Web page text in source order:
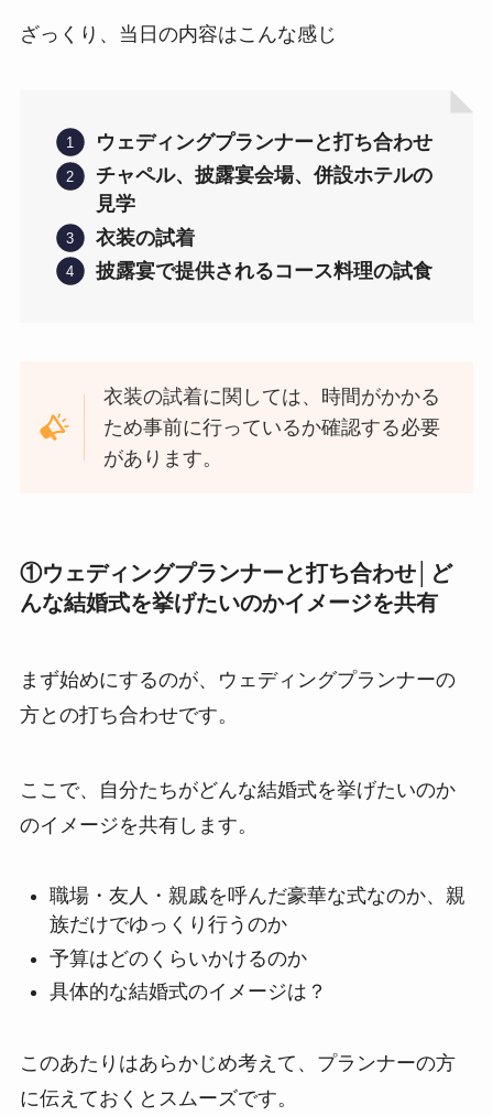
ざっくり、当日の内容はこんな感じ
ウェディングプランナーと打ち合わせ
チャペル、披露宴会場、併設ホテルの
見学
衣装の試着
披露宴で提供されるコース料理の試食
衣装の試着に関しては、時間がかかる
ため事前に行っているか確認する必要
があります。
①ウェディングプランナーと打ち合わせ│ど
んな結婚式を挙げたいのかイメージを共有
まず始めにするのが、ウェディングプランナーの
方との打ち合わせです。
ここで、自分たちがどんな結婚式を挙げたいのか
のイメージを共有します。
職場・友人・親戚を呼んだ豪華な式なのか、親
族だけでゆっくり行うのか
予算はどのくらいかけるのか
具体的な結婚式のイメージは？
このあたりはあらかじめ考えて、プランナーの方
に伝えておくとスムーズです。